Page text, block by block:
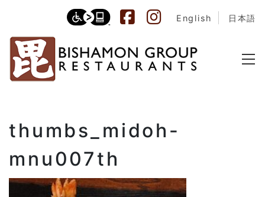
English 日本語
thumbs_midoh-
mnu007th